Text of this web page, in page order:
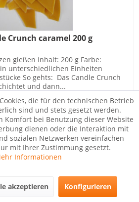
Crunch caramel 200 g
gießen Inhalt: 200 g Farbe:
unterschiedlichen Einheiten
So gehts: Das Candle Crunch
und dann...
* / 1 Kilogramm)
Warenkorb
die für den technischen Betrieb
sind und stets gesetzt werden.
Komfort bei Benutzung dieser Website
dienen oder die Interaktion mit
sozialen Netzwerken vereinfachen
mit Ihrer Zustimmung gesetzt.
Informationen
akzeptieren Konfigurieren